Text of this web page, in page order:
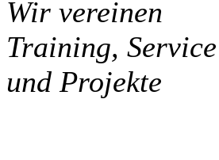
Wir vereinen
Training, Service
und Projekte